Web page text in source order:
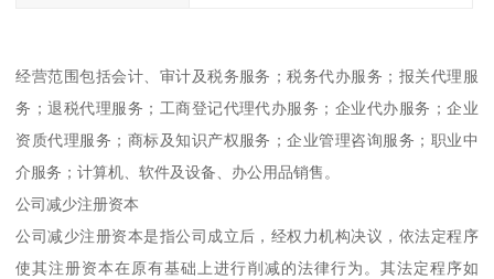
经营范围包括会计、审计及税务服务；税务代办服务；报关代理服
务；退税代理服务；工商登记代理代办服务；企业代办服务；企业
资质代理服务；商标及知识产权服务；企业管理咨询服务；职业中
介服务；计算机、软件及设备、办公用品销售。
公司减少注册资本
公司减少注册资本是指公司成立后，经权力机构决议，依法定程序
使其注册资本在原有基础上进行削减的法律行为。其法定程序如